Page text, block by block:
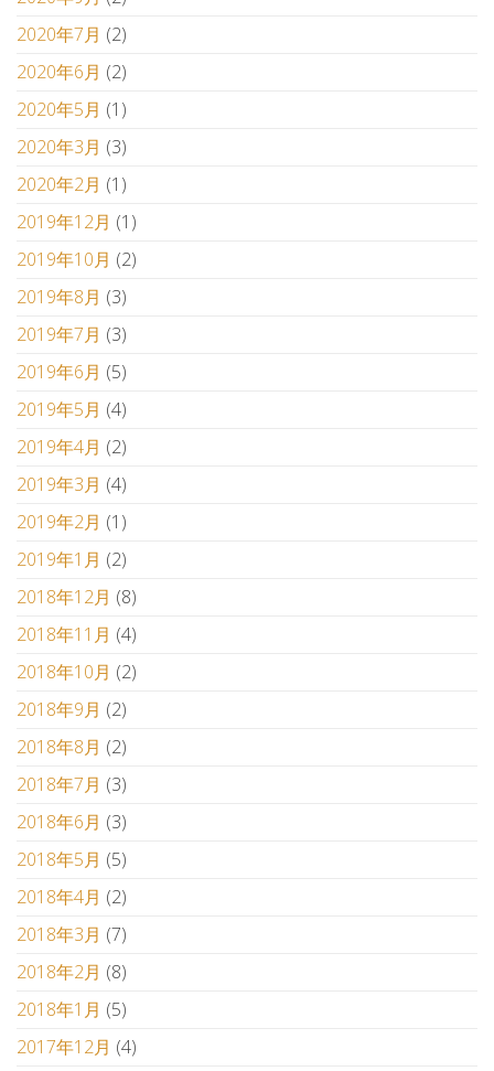
2020年7月 (2)
2020年6月 (2)
2020年5月 (1)
2020年3月 (3)
2020年2月 (1)
2019年12月 (1)
2019年10月 (2)
2019年8月 (3)
2019年7月 (3)
2019年6月 (5)
2019年5月 (4)
2019年4月 (2)
2019年3月 (4)
2019年2月 (1)
2019年1月 (2)
2018年12月 (8)
2018年11月 (4)
2018年10月 (2)
2018年9月 (2)
2018年8月 (2)
2018年7月 (3)
2018年6月 (3)
2018年5月 (5)
2018年4月 (2)
2018年3月 (7)
2018年2月 (8)
2018年1月 (5)
2017年12月 (4)